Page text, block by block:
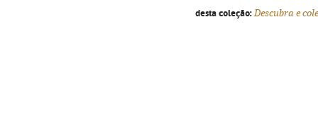
desta coleção: Descubra e